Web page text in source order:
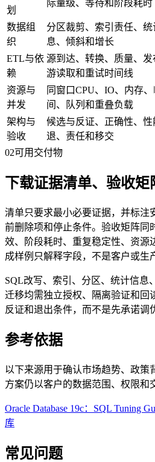
划
际量级、等待和阶段耗时
数据组
织
分区裁剪、索引责任、统
息、倾斜和增长
ETL与依
赖
源到达、转换、质量、发
游读取和重试时间线
资源与
并发
同窗口CPU、IO、内存
间、队列和重叠负载
架构与
验收
候选与反证、正确性、性
退、责任和移交
02可用交付物
下载证据清单、验收矩
清单只要求最小必要证据，并标注
前删除项和停止条件。验收矩阵同
效、阶段耗时、重复稳定性、资源
成样例只解释字段，不是客户或生
SQL改写、索引、分区、统计信息
迁移均需独立授权、隔离验证和回
反证和退出条件，而不是先承诺调
参考依据
以下来源用于确认市场趋势、政策
方案仍以客户的数据范围、权限和
Oracle Database 19c：SQL Tuning
库
常见问题